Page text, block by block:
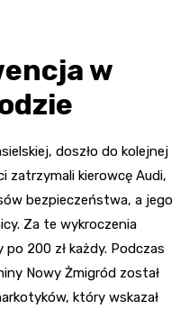
w
doszło do kolejnej
zatrzymali kierowcę Audi,
bezpieczeństwa, a jego
Za te wykroczenia
200 zł każdy. Podczas
Nowy Żmigród został
który wskazał